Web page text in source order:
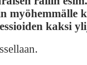
myöhemmälle
kaksi